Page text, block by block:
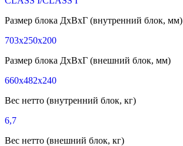
Размер блока ДхВхГ (внутренний блок, мм)
703x250x200
Размер блока ДхВхГ (внешний блок, мм)
660x482x240
Вес нетто (внутренний блок, кг)
6,7
Вес нетто (внешний блок, кг)